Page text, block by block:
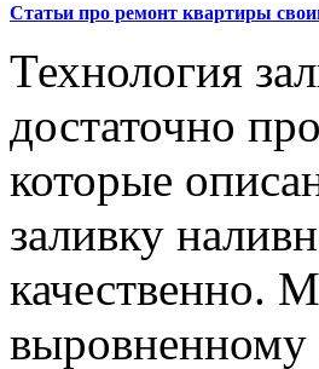
Статьи про ремонт квартиры
Технология
достаточно
которые
заливку
качественно.
выровненному